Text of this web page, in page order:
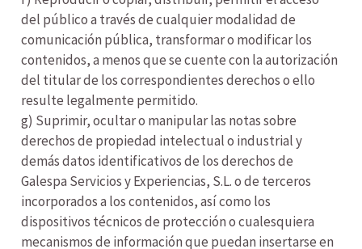
del público a través de cualquier modalidad de
comunicación pública, transformar o modificar los
contenidos, a menos que se cuente con la autorización
del titular de los correspondientes derechos o ello
resulte legalmente permitido.
g) Suprimir, ocultar o manipular las notas sobre
derechos de propiedad intelectual o industrial y
demás datos identificativos de los derechos de
Galespa Servicios y Experiencias, S.L. o de terceros
incorporados a los contenidos, así como los
dispositivos técnicos de protección o cualesquiera
mecanismos de información que puedan insertarse en